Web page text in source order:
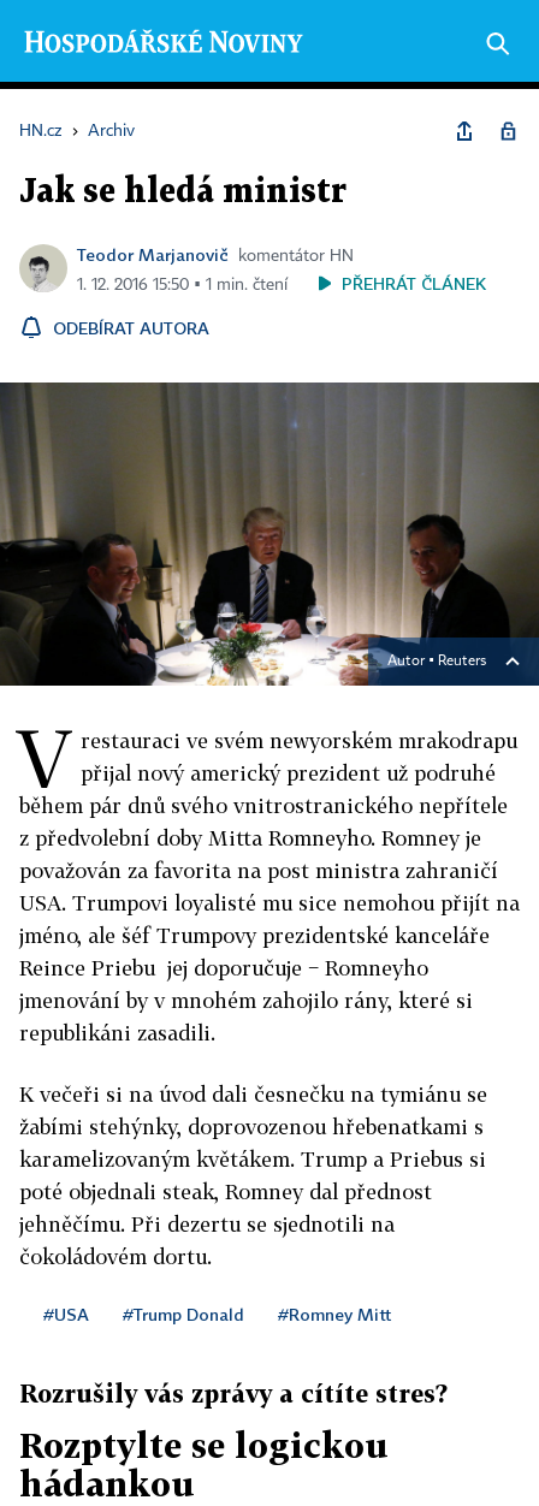
HN.cz › Archiv
Jak se hledá ministr
Teodor Marjanovič
komentátor HN
1. 12. 2016 15:50 ▪ 1 min. čtení
PŘEHRÁT ČLÁNEK
ODEBÍRAT AUTORA
Autor ▪ Reuters
V restauraci ve svém newyorském mrakodrapu
přijal nový americký prezident už podruhé
během pár dnů svého vnitrostranického nepřítele
z předvolební doby Mitta Romneyho. Romney je
považován za favorita na post ministra zahraničí
USA. Trumpovi loyalisté mu sice nemohou přijít na
jméno, ale šéf Trumpovy prezidentské kanceláře
Reince Priebu jej doporučuje − Romneyho
jmenování by v mnohém zahojilo rány, které si
republikáni zasadili.
K večeři si na úvod dali česnečku na tymiánu se
žabími stehýnky, doprovozenou hřebenatkami s
karamelizovaným květákem. Trump a Priebus si
poté objednali steak, Romney dal přednost
jehněčímu. Při dezertu se sjednotili na
čokoládovém dortu.
#USA #Trump Donald #Romney Mitt
Rozrušily vás zprávy a cítíte stres?
Rozptylte se logickou
hádankou